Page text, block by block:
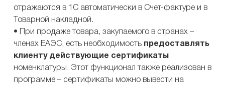
отражаются в 1С автоматически в Счет-фактуре и в
Товарной накладной.
• При продаже товара, закупаемого в странах –
членах ЕАЭС, есть необходимость предоставлять
клиенту действующие сертификаты
номенклатуры. Этот функционал также реализован в
программе – сертификаты можно вывести на